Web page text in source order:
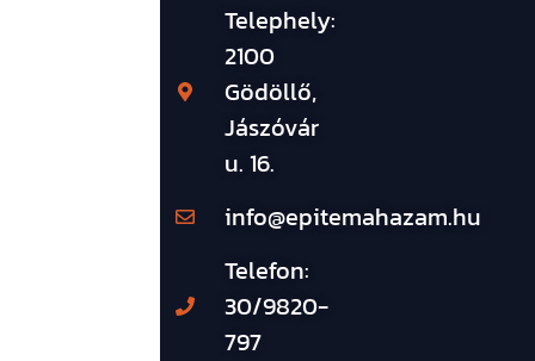
Telephely:
2100
Gödöllő,
Jászóvár
u. 16.
info@epitemahazam.hu
Telefon:
30/9820-
797